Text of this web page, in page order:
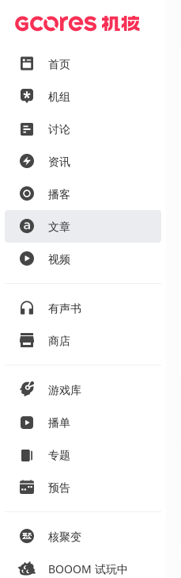
首页
机组
讨论
资讯
播客
文章
视频
有声书
商店
游戏库
播单
专题
预告
核聚变
BOOOM 试玩中